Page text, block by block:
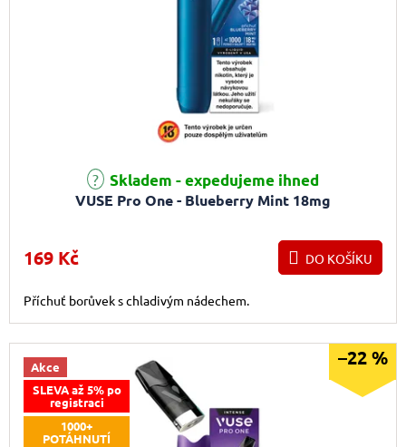
VUSE Pro One - Blueberry Mint 18mg
Skladem - expedujeme ihned
169 Kč DO KOŠÍKU
Příchuť borůvek s chladivým nádechem.
Akce
SLEVA až 5% po
registraci
1000+
POTÁHNUTÍ
–22 %